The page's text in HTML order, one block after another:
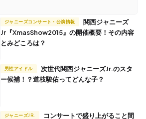
ジャニーズコンサート・公演情報
Jr『XmasShow2015』の開催概要！その内容
とみどころは？
男性アイドル
ー候補！？道枝駿佑ってどんな子？
ジャニーズJR.